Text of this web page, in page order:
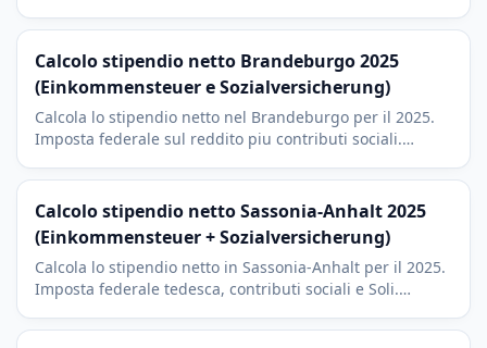
Calcolo stipendio netto Brandeburgo 2025
(Einkommensteuer e Sozialversicherung)
Calcola lo stipendio netto nel Brandeburgo per il 2025.
Imposta federale sul reddito piu contributi sociali.
imposta di culto del 9 percento.
Calcolo stipendio netto Sassonia-Anhalt 2025
(Einkommensteuer + Sozialversicherung)
Calcola lo stipendio netto in Sassonia-Anhalt per il 2025.
Imposta federale tedesca, contributi sociali e Soli.